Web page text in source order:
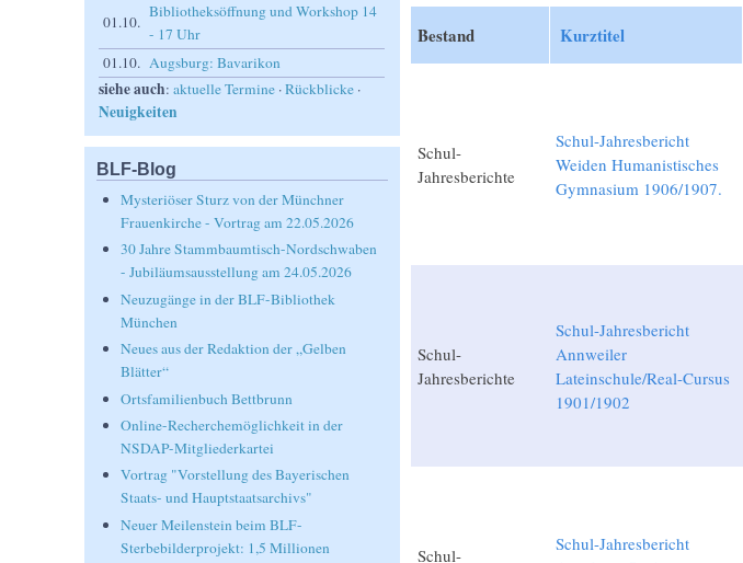
Bestand Kurztitel
Schul-
Jahresberichte
Schul-Jahresbericht
Weiden Humanistisches
Gymnasium 1906/1907.
Schul-
Jahresberichte
Schul-Jahresbericht
Annweiler
Lateinschule/Real-Cursus
1901/1902
Schul-
Schul-Jahresbericht
01.10.
Bibliotheksöffnung und Workshop 14
- 17 Uhr
01.10. Augsburg: Bavarikon
siehe auch:aktuelle Termine ·Rückblicke ·
Neuigkeiten
BLF-Blog
Mysteriöser Sturz von der Münchner
Frauenkirche - Vortrag am 22.05.2026
30 Jahre Stammbaumtisch-Nordschwaben
- Jubiläumsausstellung am 24.05.2026
Neuzugänge in der BLF-Bibliothek
München
Neues aus der Redaktion der „Gelben
Blätter“
Ortsfamilienbuch Bettbrunn
Online-Recherchemöglichkeit in der
NSDAP-Mitgliederkartei
Vortrag "Vorstellung des Bayerischen
Staats- und Hauptstaatsarchivs"
Neuer Meilenstein beim BLF-
Sterbebilderprojekt: 1,5 Millionen